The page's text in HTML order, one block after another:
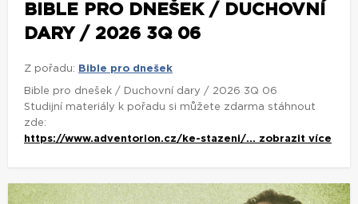
BIBLE PRO DNEŠEK / DUCHOVNÍ
DARY / 2026 3Q 06
Z pořadu: Bible pro dnešek
Bible pro dnešek / Duchovní dary / 2026 3Q 06
Studijní materiály k pořadu si můžete zdarma stáhnout
zde:
https://www.adventorion.cz/ke-stazeni/... zobrazit více